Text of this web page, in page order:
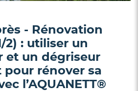
- Rénovation
2) : utiliser un
et un dégriseur
rénover sa
l’AQUANETT®